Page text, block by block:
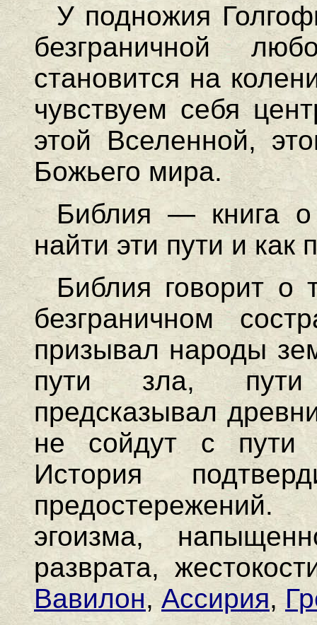
У подножия
безграничной
становится на
чувствуем себя
этой Вселенной,
Божьего мира.
Библия — книга
найти эти пути и как
Библия говорит о
безграничном
призывал народы
пути зла, пути
предсказывал
не сойдут с пути
История
эгоизма,
разврата,
Вавилон, Ассирия,